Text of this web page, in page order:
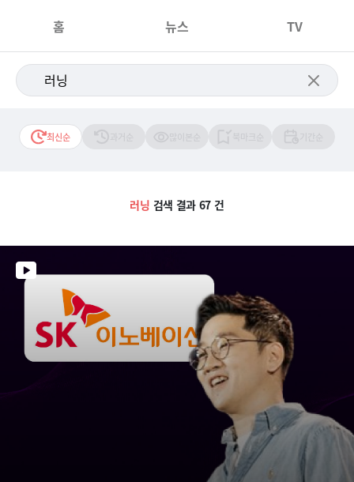
홈 뉴스 TV
최신순
러닝 검색 결과 67 건